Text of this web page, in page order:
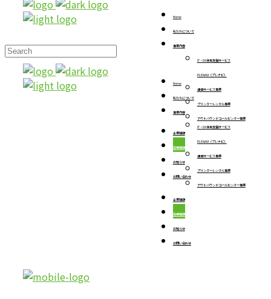
Home
私たちについて
事業内容
IT・DX伴走支援サービス
PLENAVI（プレナビ）
通信サービス事業
プリンターレンタル事業
アウトバウンドコールセンター事業
企業情報
採用情報
お知らせ
お問い合わせ
Home
私たちについて
事業内容
IT・DX伴走支援サービス
PLENAVI（プレナビ）
通信サービス事業
プリンターレンタル事業
アウトバウンドコールセンター事業
企業情報
採用情報
お知らせ
お問い合わせ